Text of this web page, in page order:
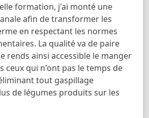
formation, j'ai monté une
afin de transformer les
en respectant les normes
La qualité va de paire
rends ainsi accessible le manger
ceux qui n'ont pas le temps de
tout gaspillage
de légumes produits sur les